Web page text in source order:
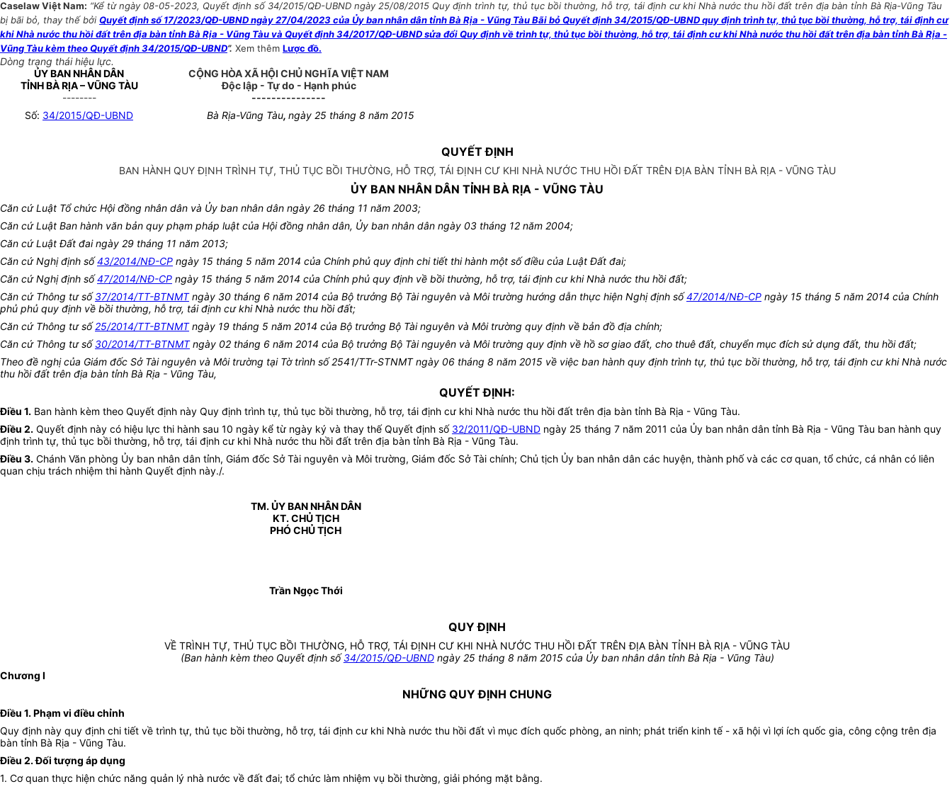
Caselaw Việt Nam: “Kể từ ngày 08-05-2023, Quyết định số 34/2015/QĐ-UBND ngày 25/08/2015 Quy định trình tự, thủ tục bồi thường, hỗ trợ, tái định cư khi Nhà nước thu hồi đất trên địa bàn tỉnh Bà Rịa-Vũng Tàu
bị bãi bỏ, thay thế bởi Quyết định số 17/2023/QĐ-UBND ngày 27/04/2023 của Ủy ban nhân dân tỉnh Bà Rịa - Vũng Tàu Bãi bỏ Quyết định 34/2015/QĐ-UBND quy định trình tự, thủ tục bồi thường, hỗ trợ, tái định cư
khi Nhà nước thu hồi đất trên địa bàn tỉnh Bà Rịa - Vũng Tàu và Quyết định 34/2017/QĐ-UBND sửa đổi Quy định về trình tự, thủ tục bồi thường, hỗ trợ, tái định cư khi Nhà nước thu hồi đất trên địa bàn tỉnh Bà Rịa -
Vũng Tàu kèm theo Quyết định 34/2015/QĐ-UBND”. Xem thêm Lược đồ.
Dòng trạng thái hiệu lực.
ỦY BAN NHÂN DÂN
TỈNH BÀ RỊA – VŨNG TÀU
--------
CỘNG HÒA XÃ HỘI CHỦ NGHĨA VIỆT NAM
Độc lập - Tự do - Hạnh phúc
---------------
Số: 34/2015/QĐ-UBND Bà Rịa-Vũng Tàu, ngày 25 tháng 8 năm 2015
QUYẾT ĐỊNH
BAN HÀNH QUY ĐỊNH TRÌNH TỰ, THỦ TỤC BỒI THƯỜNG, HỖ TRỢ, TÁI ĐỊNH CƯ KHI NHÀ NƯỚC THU HỒI ĐẤT TRÊN ĐỊA BÀN TỈNH BÀ RỊA - VŨNG TÀU
ỦY BAN NHÂN DÂN TỈNH BÀ RỊA - VŨNG TÀU
Căn cứ Luật Tổ chức Hội đồng nhân dân và Ủy ban nhân dân ngày 26 tháng 11 năm 2003;
Căn cứ Luật Ban hành văn bản quy phạm pháp luật của Hội đồng nhân dân, Ủy ban nhân dân ngày 03 tháng 12 năm 2004;
Căn cứ Luật Đất đai ngày 29 tháng 11 năm 2013;
Căn cứ Nghị định số43/2014/NĐ-CP ngày 15 tháng 5 năm 2014 của Chính phủ quy định chi tiết thi hành một số điều của Luật Đất đai;
Căn cứ Nghị định số47/2014/NĐ-CP ngày 15 tháng 5 năm 2014 của Chính phủ quy định về bồi thường, hỗ trợ, tái định cư khi Nhà nước thu hồi đất;
Căn cứ Thông tư số37/2014/TT-BTNMTngày 30 tháng 6 năm 2014 của Bộ trưởng Bộ Tài nguyên và Môi trường hướng dẫn thực hiện Nghị định số47/2014/NĐ-CP ngày 15 tháng 5 năm 2014 của Chính
phủ phủ quy định về bồi thường, hỗ trợ, tái định cư khi Nhà nước thu hồi đất;
Căn cứ Thông tư số25/2014/TT-BTNMTngày 19 tháng 5 năm 2014 của Bộ trưởng Bộ Tài nguyên và Môi trường quy định về bản đồ địa chính;
Căn cứ Thông tư số30/2014/TT-BTNMTngày 02 tháng 6 năm 2014 của Bộ trưởng Bộ Tài nguyên và Môi trường quy định về hồ sơ giao đất, cho thuê đất, chuyển mục đích sử dụng đất, thu hồi đất;
Theo đề nghị của Giám đốc Sở Tài nguyên và Môi trường tại Tờ trình số 2541/TTr-STNMT ngày 06 tháng 8 năm 2015 về việc ban hành quy định trình tự, thủ tục bồi thường, hỗ trợ, tái định cư khi Nhà nước
thu hồi đất trên địa bàn tỉnh Bà Rịa - Vũng Tàu,
QUYẾT ĐỊNH:
Điều 1. Ban hành kèm theo Quyết định này Quy định trình tự, thủ tục bồi thường, hỗ trợ, tái định cư khi Nhà nước thu hồi đất trên địa bàn tỉnh Bà Rịa - Vũng Tàu.
Điều 2. Quyết định này có hiệu lực thi hành sau 10 ngày kể từ ngày ký và thay thế Quyết định số 32/2011/QĐ-UBND ngày 25 tháng 7 năm 2011 của Ủy ban nhân dân tỉnh Bà Rịa - Vũng Tàu ban hành quy
định trình tự, thủ tục bồi thường, hỗ trợ, tái định cư khi Nhà nước thu hồi đất trên địa bàn tỉnh Bà Rịa - Vũng Tàu.
Điều 3. Chánh Văn phòng Ủy ban nhân dân tỉnh, Giám đốc Sở Tài nguyên và Môi trường, Giám đốc Sở Tài chính; Chủ tịch Ủy ban nhân dân các huyện, thành phố và các cơ quan, tổ chức, cá nhân có liên
quan chịu trách nhiệm thi hành Quyết định này./.
TM. ỦY BAN NHÂN DÂN
KT. CHỦ TỊCH
PHÓ CHỦ TỊCH
Trần Ngọc Thới
QUY ĐỊNH
VỀ TRÌNH TỰ, THỦ TỤC BỒI THƯỜNG, HỖ TRỢ, TÁI ĐỊNH CƯ KHI NHÀ NƯỚC THU HỒI ĐẤT TRÊN ĐỊA BÀN TỈNH BÀ RỊA - VŨNG TÀU
(Ban hành kèm theo Quyết định số34/2015/QĐ-UBNDngày 25 tháng 8 năm 2015 của Ủy ban nhân dân tỉnh Bà Rịa - Vũng Tàu)
Chương I
NHỮNG QUY ĐỊNH CHUNG
Điều 1. Phạm vi điều chỉnh
Quy định này quy định chi tiết về trình tự, thủ tục bồi thường, hỗ trợ, tái định cư khi Nhà nước thu hồi đất vì mục đích quốc phòng, an ninh; phát triển kinh tế - xã hội vì lợi ích quốc gia, công cộng trên địa
bàn tỉnh Bà Rịa - Vũng Tàu.
Điều 2. Đối tượng áp dụng
1. Cơ quan thực hiện chức năng quản lý nhà nước về đất đai; tổ chức làm nhiệm vụ bồi thường, giải phóng mặt bằng.